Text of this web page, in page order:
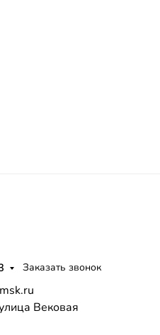
Заказать звонок
Вековая